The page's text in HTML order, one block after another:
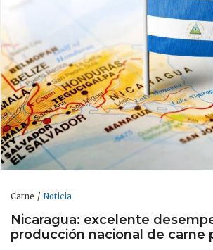
Carne Noticia
Nicaragua: excelente
producción nacional de carne